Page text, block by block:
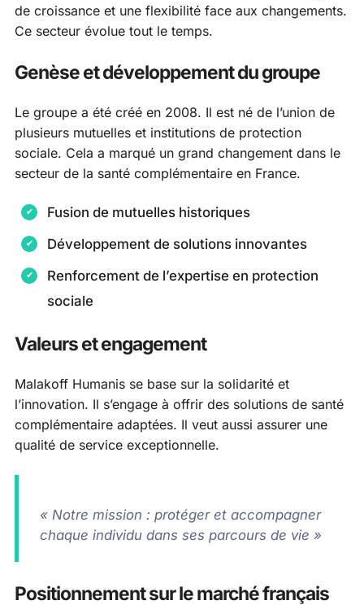
de croissance et une flexibilité face aux changements.
Ce secteur évolue tout le temps.
Genèse et développement du groupe
Le groupe a été créé en 2008. Il est né de l’union de
plusieurs mutuelles et institutions de protection
sociale. Cela a marqué un grand changement dans le
secteur de la santé complémentaire en France.
Fusion de mutuelles historiques
Développement de solutions innovantes
Renforcement de l’expertise en protection
sociale
Valeurs et engagement
Malakoff Humanis se base sur la solidarité et
l’innovation. Il s’engage à offrir des solutions de santé
complémentaire adaptées. Il veut aussi assurer une
qualité de service exceptionnelle.
« Notre mission : protéger et accompagner
chaque individu dans ses parcours de vie »
Positionnement sur le marché français